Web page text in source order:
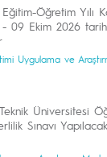
Öğretim Yılı
09 Ekim 2026
Uygulama ve
Üniversitesi
Sınavı